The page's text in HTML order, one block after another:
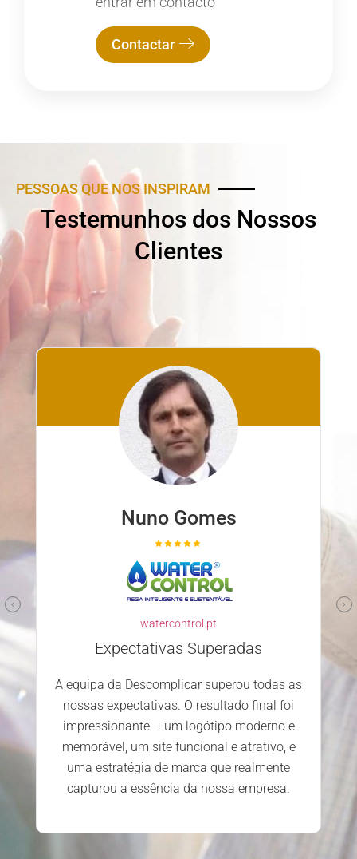
Contactar
PESSOAS QUE NOS INSPIRAM
Testemunhos dos Nossos
Clientes
Nuno Ferreira
familyclinic.pt
Parceiro confiável e competente
Escolher a Descomplicar.pt para
desenvolver o nosso site foi uma excelente
equipa mostrou-se profissional, atenciosa e
dedicada. Estamos extremamente
satisfeitos com o serviço prestado e os
resultados alcançados.